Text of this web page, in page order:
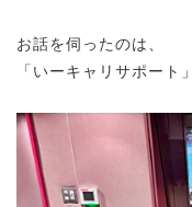
お話を伺ったのは、
「いーキャリサポート